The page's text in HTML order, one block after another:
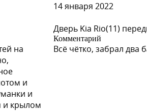
на
и
и
и крылом
14 января 2022
Дверь Kia Rio(11)
Комментарий
Всё чётко, забрал два